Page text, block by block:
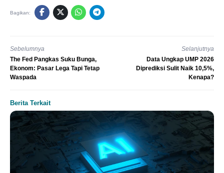
Bagikan:
Sebelumnya
The Fed Pangkas Suku Bunga,
Ekonom: Pasar Lega Tapi Tetap
Waspada
Selanjutnya
Data Ungkap UMP 2026
Diprediksi Sulit Naik 10,5%,
Kenapa?
Berita Terkait